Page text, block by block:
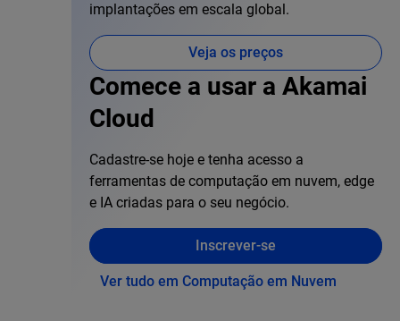
implantações em escala global.
Veja os preços
Comece a usar a Akamai
Cloud
Cadastre-se hoje e tenha acesso a
ferramentas de computação em nuvem, edge
e IA criadas para o seu negócio.
Inscrever-se
Ver tudo em Computação em Nuvem